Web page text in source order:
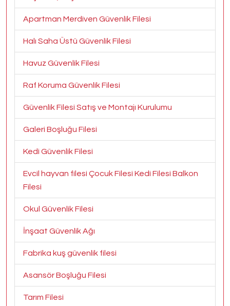
Apartman Merdiven Güvenlik Filesi
Halı Saha Üstü Güvenlik Filesi
Havuz Güvenlik Filesi
Raf Koruma Güvenlik Filesi
Güvenlik Filesi Satış ve Montajı Kurulumu
Galeri Boşluğu Filesi
Kedi Güvenlik Filesi
Evcil hayvan filesi Çocuk Filesi Kedi Filesi Balkon
Filesi
Okul Güvenlik Filesi
İnşaat Güvenlik Ağı
Fabrika kuş güvenlik filesi
Asansör Boşluğu Filesi
Tarım Filesi